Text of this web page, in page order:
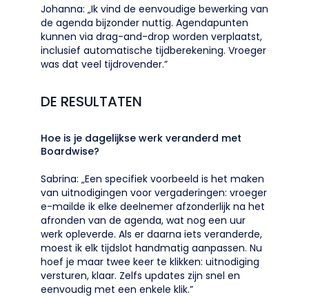
Johanna: „Ik vind de eenvoudige bewerking van
de agenda bijzonder nuttig. Agendapunten
kunnen via drag-and-drop worden verplaatst,
inclusief automatische tijdberekening. Vroeger
was dat veel tijdrovender.”
DE RESULTATEN
Hoe is je dagelijkse werk veranderd met
Boardwise?
Sabrina: „Een specifiek voorbeeld is het maken
van uitnodigingen voor vergaderingen: vroeger
e-mailde ik elke deelnemer afzonderlijk na het
afronden van de agenda, wat nog een uur
werk opleverde. Als er daarna iets veranderde,
moest ik elk tijdslot handmatig aanpassen. Nu
hoef je maar twee keer te klikken: uitnodiging
versturen, klaar. Zelfs updates zijn snel en
eenvoudig met een enkele klik.”